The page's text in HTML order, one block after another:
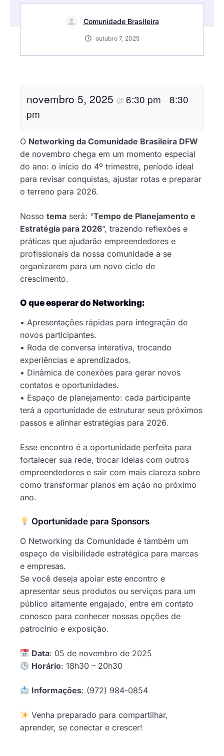
Comunidade Brasileira
outubro 7, 2025
novembro 5, 2025 @ 6:30 pm –8:30
pm
O Networking da Comunidade Brasileira DFW
de novembro chega em um momento especial
do ano: o início do 4º trimestre, período ideal
para revisar conquistas, ajustar rotas e preparar
o terreno para 2026.
Nosso tema será: “Tempo de Planejamento e
Estratégia para 2026”, trazendo reflexões e
práticas que ajudarão empreendedores e
profissionais da nossa comunidade a se
organizarem para um novo ciclo de
crescimento.
O que esperar do Networking:
• Apresentações rápidas para integração de
novos participantes.
• Roda de conversa interativa, trocando
experiências e aprendizados.
• Dinâmica de conexões para gerar novos
contatos e oportunidades.
• Espaço de planejamento: cada participante
terá a oportunidade de estruturar seus próximos
passos e alinhar estratégias para 2026.
Esse encontro é a oportunidade perfeita para
fortalecer sua rede, trocar ideias com outros
empreendedores e sair com mais clareza sobre
como transformar planos em ação no próximo
ano.
Oportunidade para Sponsors
O Networking da Comunidade é também um
espaço de visibilidade estratégica para marcas
e empresas.
Se você deseja apoiar este encontro e
apresentar seus produtos ou serviços para um
público altamente engajado, entre em contato
conosco para conhecer nossas opções de
patrocínio e exposição.
Data: 05 de novembro de 2025
Horário: 18h30 – 20h30
Informações: (972) 984-0854
Venha preparado para compartilhar,
aprender, se conectar e crescer!